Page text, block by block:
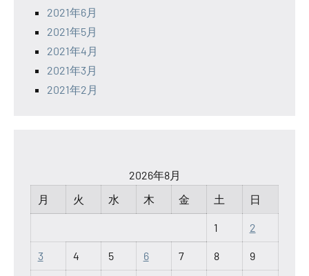
2021年6月
2021年5月
2021年4月
2021年3月
2021年2月
2026年8月
月
火 水 木 金 土 日
1 2
3 4 5 6 7 8 9